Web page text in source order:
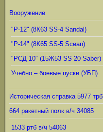
Вооружение
"Р-12" (8К63 SS-4 Sandal)
"Р-14" (8К65 SS-5 Scean)
"РСД-10" (15Ж53 SS-20 Saber)
Учебно – боевые пуски (УБП)
Историческая справка 5977 трб
664 ракетный полк в/ч 34085
1533 ртб в/ч 54063